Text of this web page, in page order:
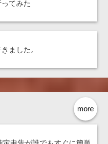
てみた
ました。
more